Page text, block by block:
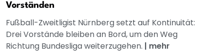
Vorständen
Fußball-Zweitligist Nürnberg setzt auf Kontinuität:
Drei Vorstände bleiben an Bord, um den Weg
Richtung Bundesliga weiterzugehen. | mehr